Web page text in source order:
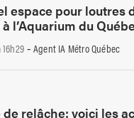
espace pour loutres
l’Aquarium du
- Agent IA Métro Québec
de relâche: voici les